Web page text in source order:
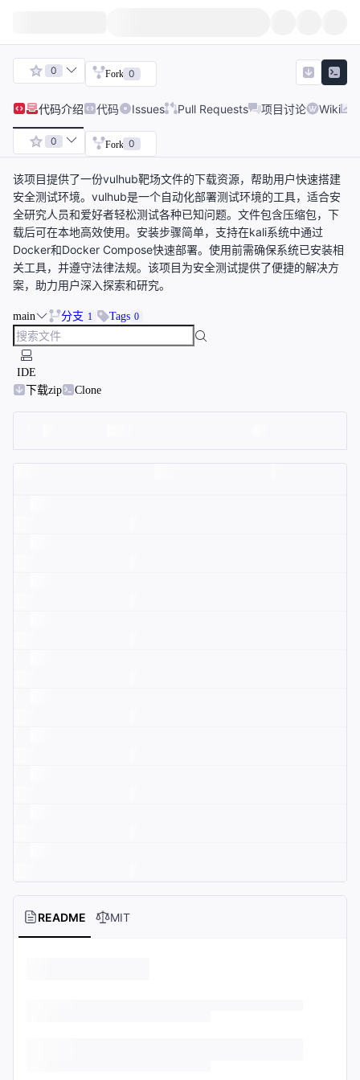
0 Fork 0
代码介绍 代码 Issues Pull Requests 项目讨论 Wiki
0 Fork 0
该项目提供了一份vulhub靶场文件的下载资源，帮助用户快速搭建
安全测试环境。vulhub是一个自动化部署测试环境的工具，适合安
全研究人员和爱好者轻松测试各种已知问题。文件包含压缩包，下
载后可在本地高效使用。安装步骤简单，支持在kali系统中通过
Docker和Docker Compose快速部署。使用前需确保系统已安装相
关工具，并遵守法律法规。该项目为安全测试提供了便捷的解决方
案，助力用户深入探索和研究。
main 分支 1 Tags 0
IDE
下载zip
Clone
README MIT